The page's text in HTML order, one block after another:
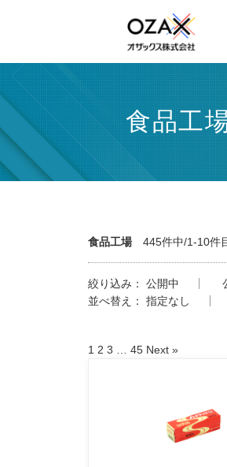
食品工
食品工場445件中/1-10件
絞り込み： 公開中
並べ替え：
指定なし
1 2 3 45 Next »